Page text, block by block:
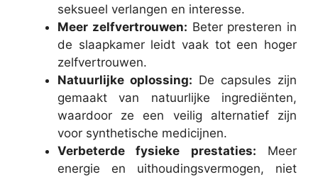
seksueel verlangen en interesse.
Meer zelfvertrouwen: Beter presteren in
de slaapkamer leidt vaak tot een hoger
zelfvertrouwen.
Natuurlijke oplossing: De capsules zijn
gemaakt van natuurlijke ingrediënten,
waardoor ze een veilig alternatief zijn
voor synthetische medicijnen.
Verbeterde fysieke prestaties: Meer
energie en uithoudingsvermogen, niet